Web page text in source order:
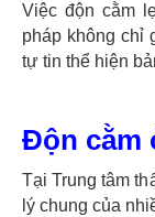
Việc độn cằm
pháp không chỉ
tự tin thể hiện
Độn cằm
Tại Trung tâm
lý chung của